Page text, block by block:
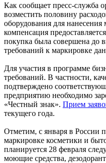
Как сообщает пресс-служба
возместить половину
оборудования для
компенсация
покупка была совершена до
требований к маркировке
Для участия в программе
требований. В частности,
подтверждено
предприятию необходимо
«Честный знак». Прием
текущего года.
Отметим, с января в России
маркировке косметики и
планируется 28 февраля
моющие средства,